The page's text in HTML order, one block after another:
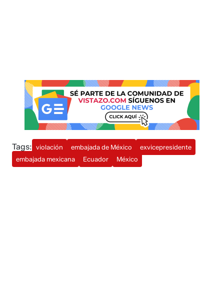
Tags: violación embajada de México
exvicepresidente
embajada mexicana
Ecuador México